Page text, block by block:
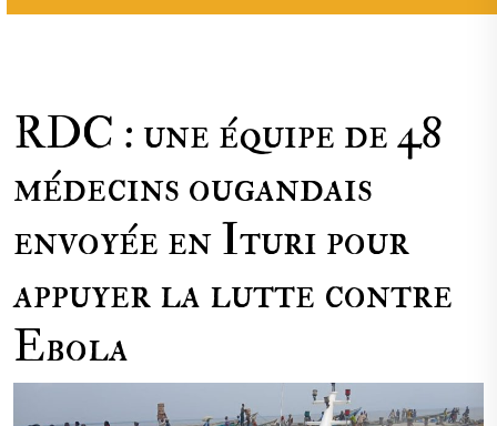
RDC : une équipe de 48
médecins ougandais
envoyée en Ituri pour
appuyer la lutte contre
Ebola